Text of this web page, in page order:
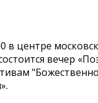
в центре
вечер